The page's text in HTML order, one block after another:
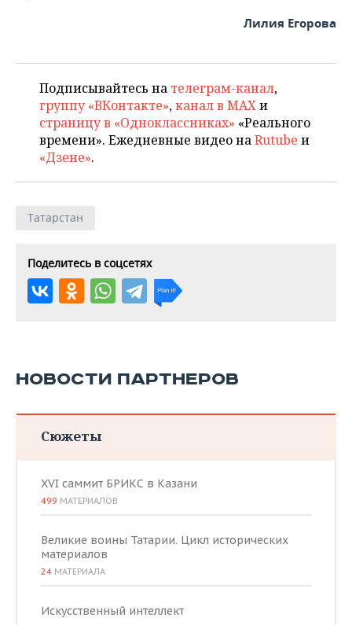
Лилия Егорова
Подписывайтесь на телеграм-канал,
группу «ВКонтакте»,канал в MAXи
страницу в «Одноклассниках» «Реального
времени». Ежедневные видео наRutube и
«Дзене».
Татарстан
Поделитесь в соцсетях
НОВОСТИ ПАРТНЕРОВ
Сюжеты
XVI саммит БРИКС в Казани
499 МАТЕРИАЛОВ
Великие воины Татарии. Цикл исторических
материалов
24 МАТЕРИАЛА
Искусственный интеллект